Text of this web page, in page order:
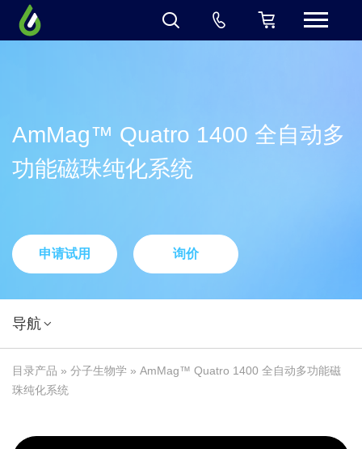
AmMag™ Quatro 1400 全自动多
功能磁珠纯化系统
申请试用 询价
导航
目录产品 » 分子生物学 » AmMag™ Quatro 1400 全自动多功能磁
珠纯化系统